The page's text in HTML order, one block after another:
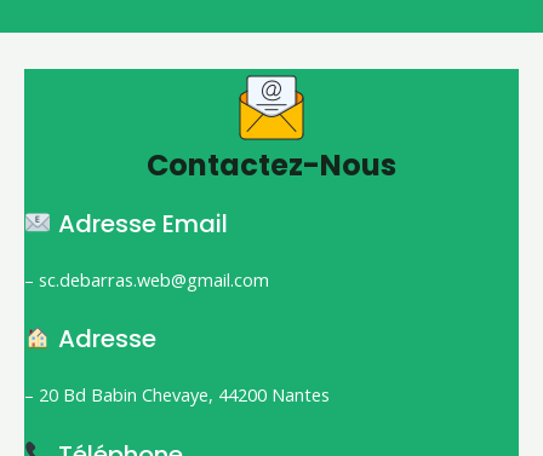
Contactez-Nous
Adresse Email
– sc.debarras.web@gmail.com
Adresse
– 20 Bd Babin Chevaye, 44200 Nantes